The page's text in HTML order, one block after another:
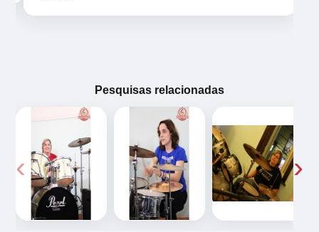
Pesquisas relacionadas
‹ ›